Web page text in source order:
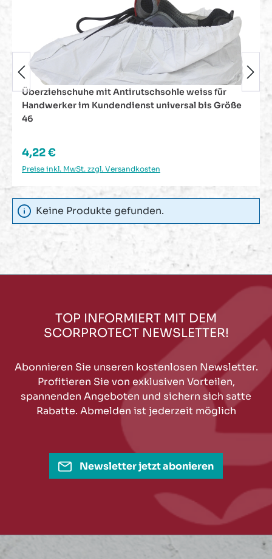
Arbeitshandschuhe Handschuhe PU / Nylon
Feinstrick schwarz Größe 10
Regulärer Preis:
1,13 €
Preise inkl. MwSt. zzgl. Versandkosten
Keine Produkte gefunden.
TOP INFORMIERT MIT DEM
SCORPROTECT NEWSLETTER!
Abonnieren Sie unseren kostenlosen Newsletter.
Profitieren Sie von exklusiven Vorteilen,
spannenden Angeboten und sichern sich satte
Rabatte. Abmelden ist jederzeit möglich
Newsletter jetzt abonieren